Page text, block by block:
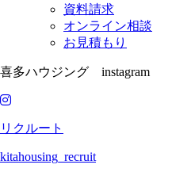
資料請求
オンライン相談
お見積もり
喜多ハウジング instagram
リクルート
kitahousing_recruit